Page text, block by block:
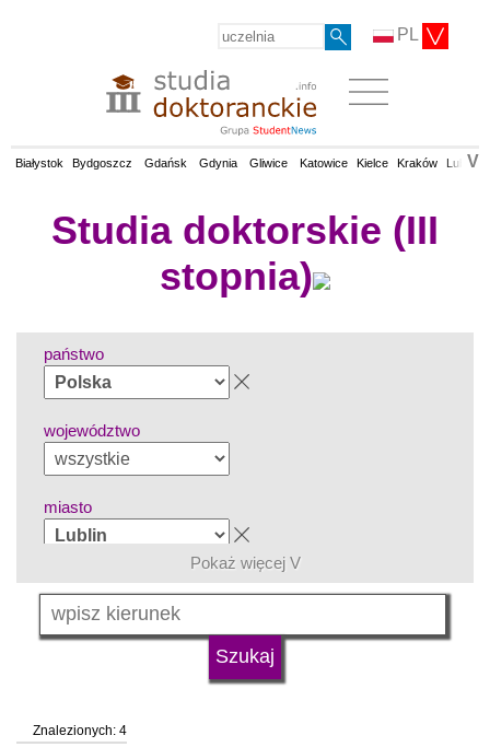
PL
Białystok Bydgoszcz Gdańsk Gdynia Gliwice Katowice Kielce Kraków Lublin
V
Studia doktorskie (III
stopnia)
państwo
województwo
miasto
grupa kierunków
typ uczelni
Pokaż więcej V
Znalezionych: 4